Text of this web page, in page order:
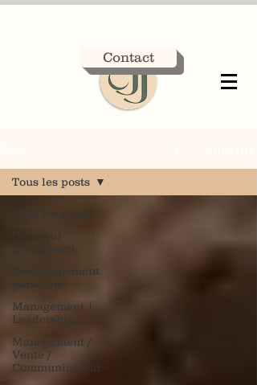
Contact
Ceux qui
m'inspirent.
Développement
personnel
Management |
Leadership
Management /
Vente /
Communication
Tous les posts